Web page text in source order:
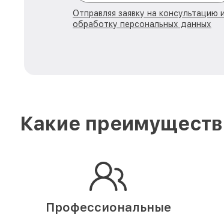
Отправляя заявку на
обработку персональных данных
Какие
Профессиональные